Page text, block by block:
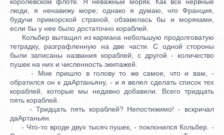
люди, я ненавижу море; однако я думаю, что Франция,
будучи приморской страной, обзавелась бы и моряками,
если бы у нее было достаточно кораблей.
Кольбер вытащил из кармана небольшую продолговатую
тетрадку, разграфленную на две части. С одной стороны
были записаны названия кораблей; с другой - количество
пушек на них и численность экипажей.
- Мне пришло в голову то же самое, что и вам, -
обратился он к даАртаньяну, - и я велел сделать список тех
кораблей, которые мы недавно добавили. Всего тридцать
пять кораблей.
- Тридцать пять кораблей? Непостижимо! - вскричал
даАртаньян.
- Что-то вроде двух тысяч пушек, - поклонился Кольбер. -